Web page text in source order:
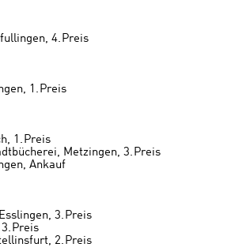
4. Preis
1. Preis
1. Preis
Metzingen, 3. Preis
Ankauf
3. Preis
Preis
2. Preis